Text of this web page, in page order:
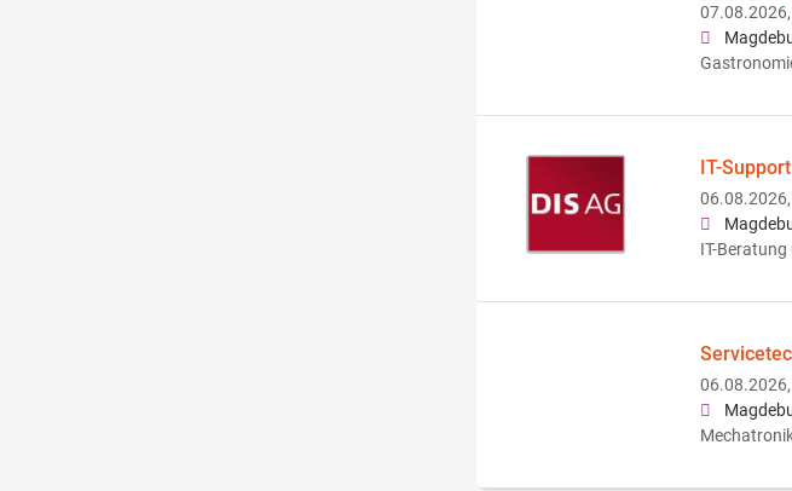
07.08.2026,
IT-
06.08.2026,
IT-
06.08.2026,